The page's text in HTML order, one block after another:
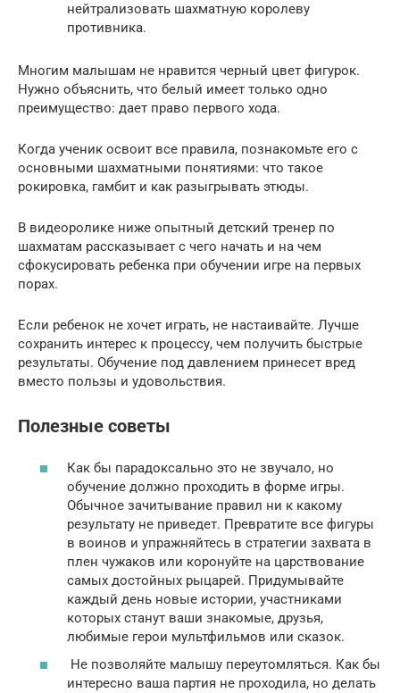
нейтрализовать шахматную королеву
противника.
Многим малышам не нравится черный цвет фигурок.
Нужно объяснить, что белый имеет только одно
преимущество: дает право первого хода.
Когда ученик освоит все правила, познакомьте его с
основными шахматными понятиями: что такое
рокировка, гамбит и как разыгрывать этюды.
В видеоролике ниже опытный детский тренер по
шахматам рассказывает с чего начать и на чем
сфокусировать ребенка при обучении игре на первых
порах.
Если ребенок не хочет играть, не настаивайте. Лучше
сохранить интерес к процессу, чем получить быстрые
результаты. Обучение под давлением принесет вред
вместо пользы и удовольствия.
Полезные советы
Как бы парадоксально это не звучало, но
обучение должно проходить в форме игры.
Обычное зачитывание правил ни к какому
результату не приведет. Превратите все фигуры
в воинов и упражняйтесь в стратегии захвата в
плен чужаков или коронуйте на царствование
самых достойных рыцарей. Придумывайте
каждый день новые истории, участниками
которых станут ваши знакомые, друзья,
любимые герои мультфильмов или сказок.
Не позволяйте малышу переутомляться. Как бы
интересно ваша партия не проходила, но делать